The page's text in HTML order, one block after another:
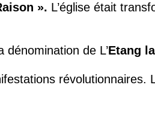
». L’église était
de L’Etang
révolutionnaires.